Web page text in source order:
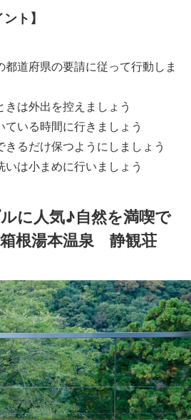
ト】
都道府県の要請に従って行動しま
きは外出を控えましょう
ている時間に行きましょう
きるだけ保つようにしましょう
いは小まめに行いましょう
ルに人気♪自然を満喫で
根湯本温泉 静観荘